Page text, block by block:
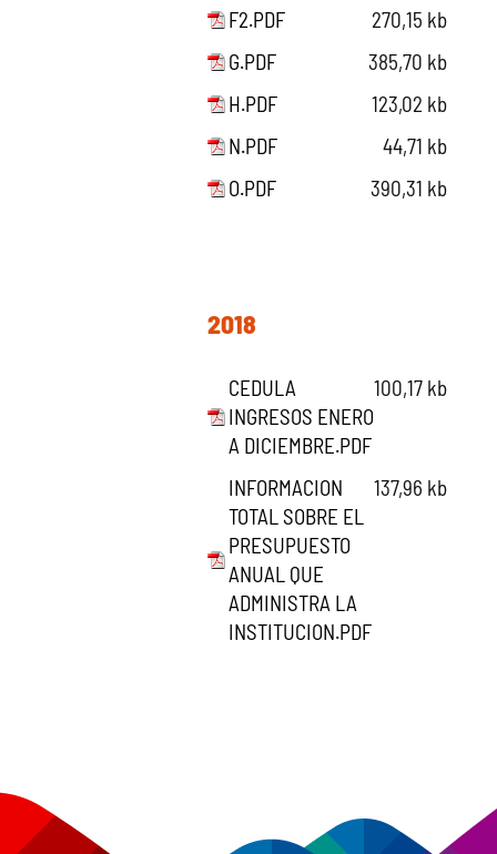
F2.PDF
270,15 kb
G.PDF
385,70 kb
H.PDF
123,02 kb
N.PDF
44,71 kb
O.PDF
390,31 kb
2018
CEDULA
INGRESOS ENERO
A DICIEMBRE.PDF
100,17 kb
INFORMACION
TOTAL SOBRE EL
PRESUPUESTO
ANUAL QUE
ADMINISTRA LA
INSTITUCION.PDF
137,96 kb